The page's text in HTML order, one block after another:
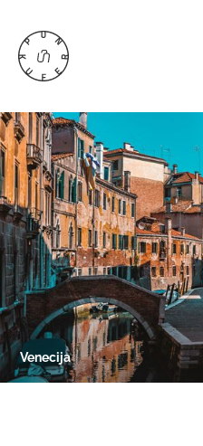
Venecija